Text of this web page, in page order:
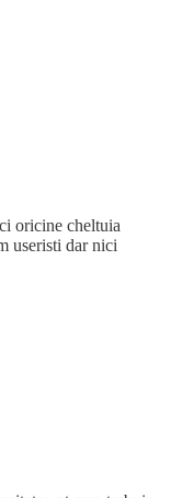
oricine cheltuia
useristi dar nici